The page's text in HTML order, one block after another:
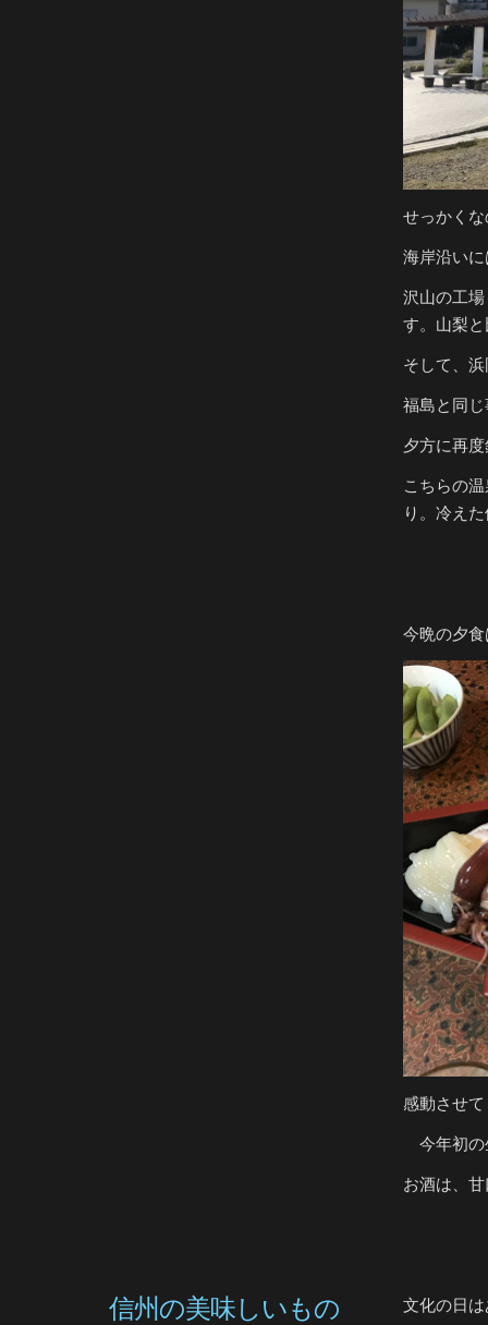
せっかく
海岸沿い
沢山の工
す。山梨
そして、
福島と同
夕方に再
こちらの
り。冷え
今晩の夕
感動させ
今年初の
お酒は、
信州の美味しいもの 文化の日